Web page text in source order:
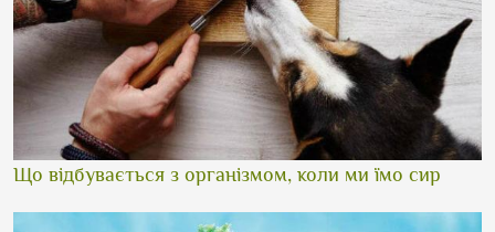
Що відбувається з організмом, коли ми їмо сир